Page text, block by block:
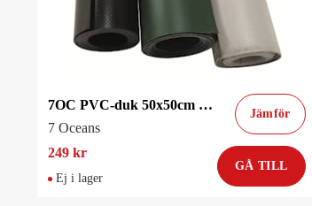
7OC PVC-duk 50x50cm Svart
7 Oceans
Jämför
249 kr
Ej i lager
GÅ TILL